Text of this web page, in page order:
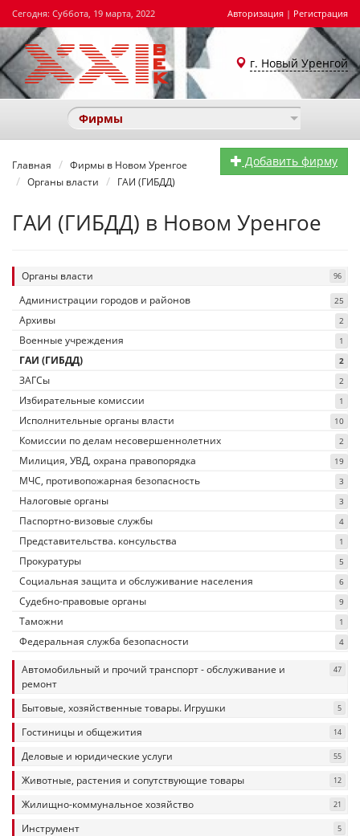
Сегодня: Суббота, 19 марта, 2022 Авторизация | Регистрация
г. Новый Уренгой
Фирмы
Добавить фирму
Главная
Фирмы в Новом Уренгое
Органы власти
ГАИ (ГИБДД)
ГАИ (ГИБДД) в Новом Уренгое
Органы власти 96
Администрации городов и районов 25
Архивы 2
Военные учреждения 1
ГАИ (ГИБДД) 2
ЗАГСы 2
Избирательные комиссии 1
Исполнительные органы власти 10
Комиссии по делам несовершеннолетних 2
Милиция, УВД, охрана правопорядка 19
МЧС, противопожарная безопасность 3
Налоговые органы 3
Паспортно-визовые службы 4
Представительства. консульства 1
Прокуратуры 5
Социальная защита и обслуживание населения 6
Судебно-правовые органы 9
Таможни 1
Федеральная служба безопасности 4
Автомобильный и прочий транспорт - обслуживание и
ремонт
47
Бытовые, хозяйственные товары. Игрушки 5
Гостиницы и общежития 14
Деловые и юридические услуги 55
Животные, растения и сопутствующие товары 12
Жилищно-коммунальное хозяйство 21
Инструмент 5